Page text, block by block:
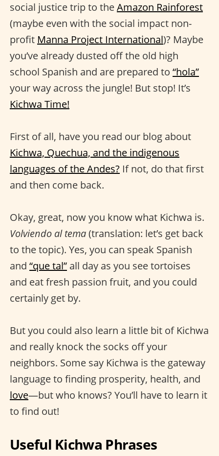
social justice trip to theAmazon Rainforest
(maybe even with the social impact non-
profit Manna Project International)? Maybe
you’ve already dusted off the old high
school Spanish and are prepared to “hola”
your way across the jungle! But stop! It’s
Kichwa Time!
First of all, have you read our blog about
Kichwa, Quechua, and the indigenous
languages of the Andes? If not, do that first
and then come back.
Okay, great, now you know what Kichwa is.
Volviendo al tema(translation: let’s get back
to the topic). Yes, you can speak Spanish
and “que tal” all day as you see tortoises
and eat fresh passion fruit, and you could
certainly get by.
But you could also learn a little bit of Kichwa
and really knock the socks off your
neighbors. Some say Kichwa is the gateway
language to finding prosperity, health, and
love—but who knows? You’ll have to learn it
to find out!
Useful Kichwa Phrases